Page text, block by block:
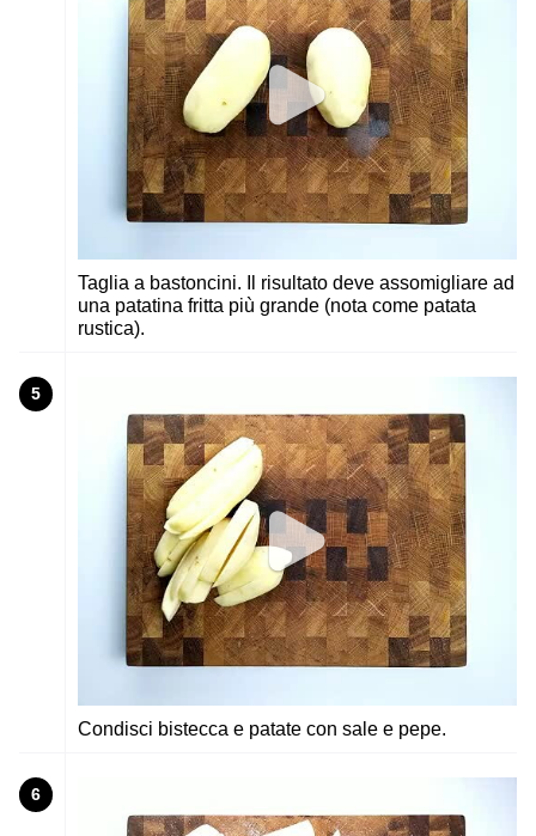
Taglia a bastoncini. Il risultato deve assomigliare ad
una patatina fritta più grande (nota come patata
rustica).
5
Condisci bistecca e patate con sale e pepe.
6